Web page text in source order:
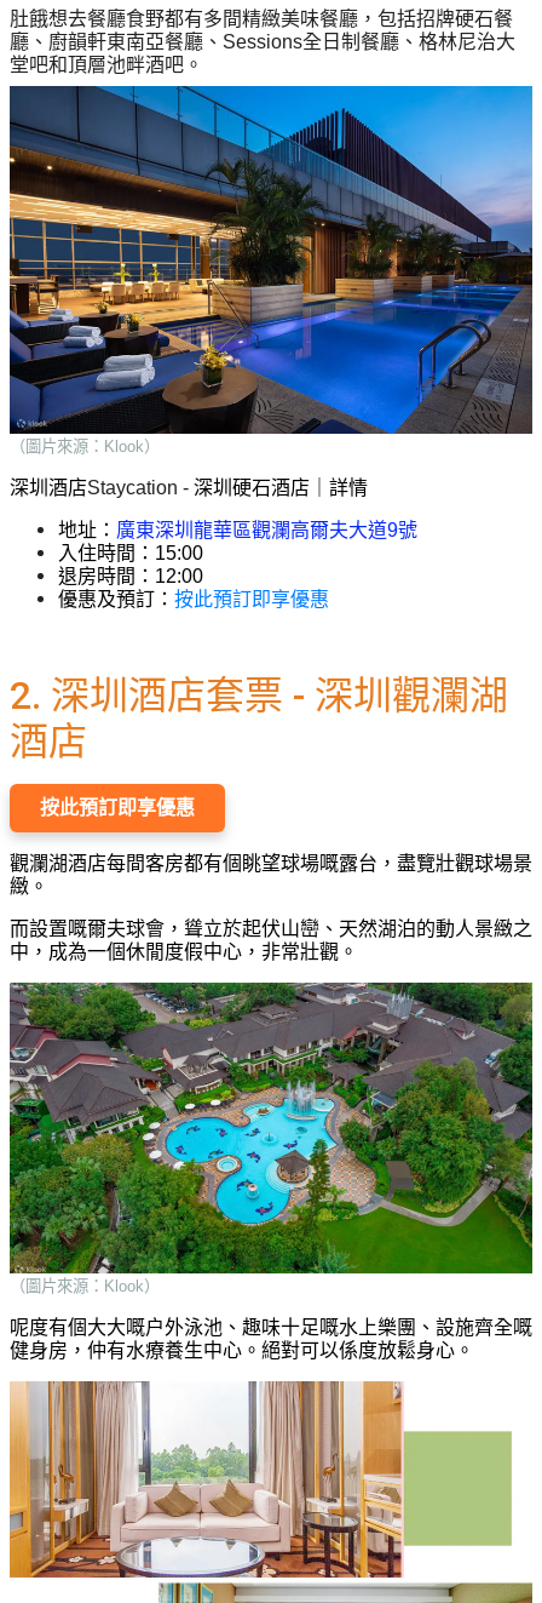
出
租
區
美
食
肚餓想去餐廳食野都有多間精緻美味餐廳，包括招牌硬石餐
廳、廚韻軒東南亞餐廳、Sessions全日制餐廳、格林尼治大
堂吧和頂層池畔酒吧。
（圖片來源：Klook）
深圳酒店Staycation - 深圳硬石酒店｜詳情
地址： 廣東深圳龍華區觀瀾高爾夫大道9號
入住時間：15:00
退房時間：12:00
優惠及預訂： 按此預訂即享優惠
2. 深圳酒店套票 - 深圳觀瀾湖
酒店
按此預訂即享優惠
觀瀾湖酒店每間客房都有個眺望球場嘅露台，盡覽壯觀球場景
緻。
而設置嘅爾夫球會，聳立於起伏山巒、天然湖泊的動人景緻之
中，成為一個休閒度假中心，非常壯觀。
（圖片來源：Klook）
呢度有個大大嘅户外泳池、趣味十足嘅水上樂團、設施齊全嘅
健身房，仲有水療養生中心。絕對可以係度放鬆身心。